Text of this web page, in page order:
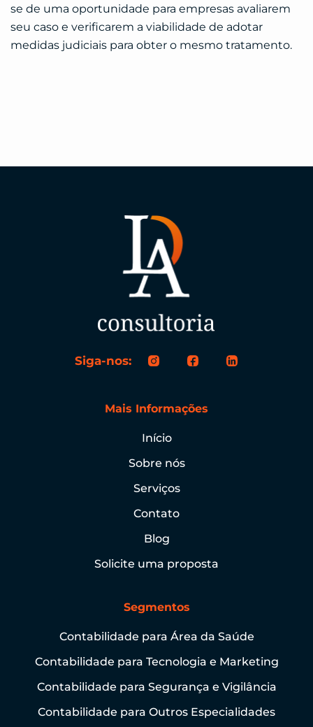
se de uma oportunidade para empresas avaliarem
seu caso e verificarem a viabilidade de adotar
medidas judiciais para obter o mesmo tratamento.
Siga-nos:
Mais Informações
Início
Sobre nós
Serviços
Contato
Blog
Solicite uma proposta
Segmentos
Contabilidade para Área da Saúde
Contabilidade para Tecnologia e Marketing
Contabilidade para Segurança e Vigilância
Contabilidade para Outros Especialidades